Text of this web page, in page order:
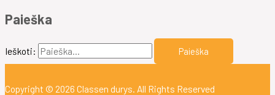
Paieška
Ieškoti:
Copyright © 2026 Classen durys . All Rights Reserved